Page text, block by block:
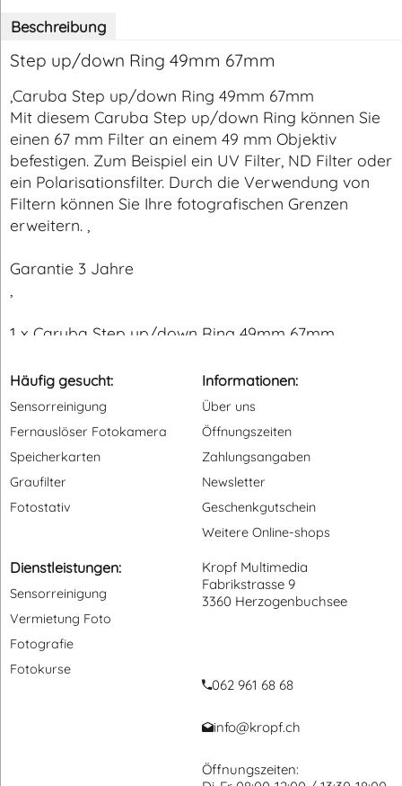
Beschreibung
Step up/down Ring 49mm 67mm
,Caruba Step up/down Ring 49mm 67mm
Mit diesem Caruba Step up/down Ring können Sie
einen 67 mm Filter an einem 49 mm Objektiv
befestigen. Zum Beispiel ein UV Filter, ND Filter oder
ein Polarisationsfilter. Durch die Verwendung von
Filtern können Sie Ihre fotografischen Grenzen
erweitern. ,
Garantie 3 Jahre
1 x Caruba Step up/down Ring 49mm 67mm
Häufig gesucht:
Sensorreinigung
Fernauslöser Fotokamera
Speicherkarten
Graufilter
Fotostativ
Informationen:
Über uns
Öffnungszeiten
Zahlungsangaben
Newsletter
Geschenkgutschein
Weitere Online-shops
Dienstleistungen:
Sensorreinigung
Vermietung Foto
Fotografie
Fotokurse
Kropf Multimedia
Fabrikstrasse 9
3360 Herzogenbuchsee
062 961 68 68
info@kropf.ch
Öffnungszeiten: